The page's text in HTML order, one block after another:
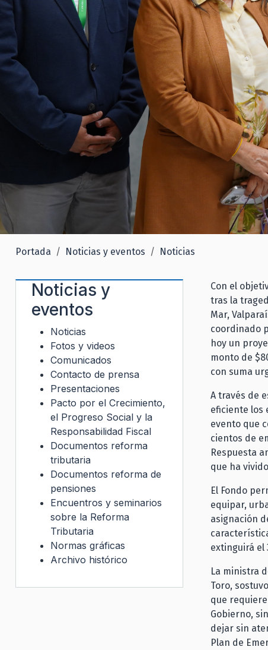
Portada Noticias y eventos Noticias
Con el
tras la
Mar,
coordinado
hoy un
monto de
con suma
A través de
eficiente los
evento que
cientos de
Respuesta
que ha
El Fondo
equipar,
asignación
extinguirá el
La ministra
Toro,
que
Gobierno,
dejar sin
Plan de
Noticias y
eventos
Noticias
Fotos y videos
Comunicados
Contacto de prensa
Presentaciones
Pacto por el Crecimiento,
el Progreso Social y la
Responsabilidad Fiscal
Documentos reforma
tributaria
Documentos reforma de
pensiones
Encuentros y seminarios
sobre la Reforma
Tributaria
Normas gráficas
Archivo histórico